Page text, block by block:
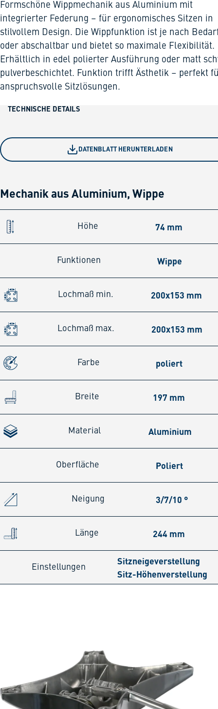
Formschöne Wippmechanik aus Aluminium mit
integrierter Federung – für ergonomisches Sitzen in
stilvollem Design. Die Wippfunktion ist je nach
oder abschaltbar und bietet so maximale Flexibilität.
Erhältlich in edel polierter Ausführung oder matt
pulverbeschichtet. Funktion trifft Ästhetik – perfekt
anspruchsvolle Sitzlösungen.
TECHNISCHE DETAILS
DATENBLATT HERUNTERLADEN
Mechanik aus Aluminium, Wippe
Höhe 74 mm
Funktionen Wippe
Lochmaß min. 200x153 mm
Lochmaß max. 200x153 mm
Farbe poliert
Breite 197 mm
Material Aluminium
Oberfläche Poliert
Neigung 3/7/10 °
Länge 244 mm
Einstellungen
Sitzneigeverstellung
Sitz-Höhenverstellung